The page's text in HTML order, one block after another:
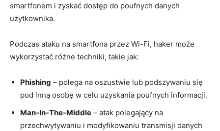
smartfonem i zyskać dostęp do poufnych danych
użytkownika.
Podczas ataku na smartfona przez Wi-Fi, haker może
wykorzystać różne techniki, takie jak:
Phishing – polega na oszustwie lub podszywaniu się
pod inną osobę w celu uzyskania poufnych informacji.
Man-In-The-Middle – atak polegający na
przechwytywaniu i modyfikowaniu transmisji danych